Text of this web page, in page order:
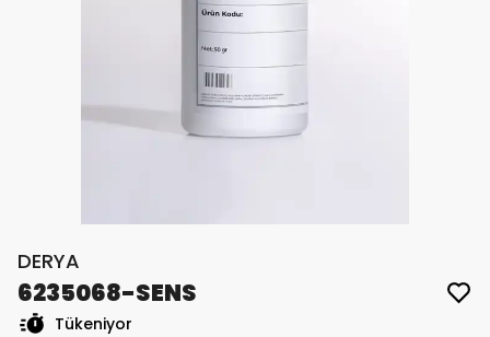
DERYA
6235068-SENS
Tükeniyor